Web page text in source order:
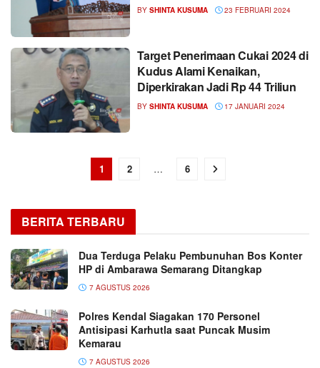
BY SHINTA KUSUMA 23 FEBRUARI 2024
Target Penerimaan Cukai 2024 di
Kudus Alami Kenaikan,
Diperkirakan Jadi Rp 44 Triliun
BY SHINTA KUSUMA 17 JANUARI 2024
1 2 … 6
BERITA TERBARU
Dua Terduga Pelaku Pembunuhan Bos Konter
HP di Ambarawa Semarang Ditangkap
7 AGUSTUS 2026
Polres Kendal Siagakan 170 Personel
Antisipasi Karhutla saat Puncak Musim
Kemarau
7 AGUSTUS 2026